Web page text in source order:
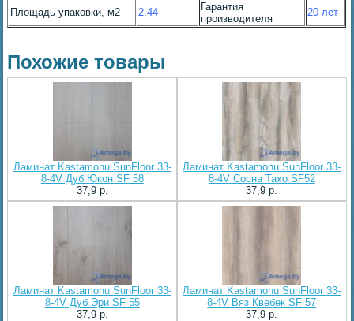
Площадь упаковки, м2 2.44
Гарантия
производителя
20 лет
Похожие товары
Ламинат Kastamonu SunFloor 33-
8-4V Дуб Юкон SF 58
37,9 p.
Ламинат Kastamonu SunFloor 33-
8-4V Сосна Тахо SF52
37,9 p.
Ламинат Kastamonu SunFloor 33-
8-4V Дуб Эри SF 55
37,9 p.
Ламинат Kastamonu SunFloor 33-
8-4V Вяз Квебек SF 57
37,9 p.